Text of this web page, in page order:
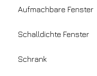
Hotel
Grand Hotel Palatino
07/08 /
Aufmachbare Fenster
Schalldichte Fenster
Schrank